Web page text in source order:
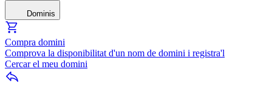
Dominis
Compra domini
Comprova la disponibilitat d'un nom de domini i registra'l
Cercar el meu domini